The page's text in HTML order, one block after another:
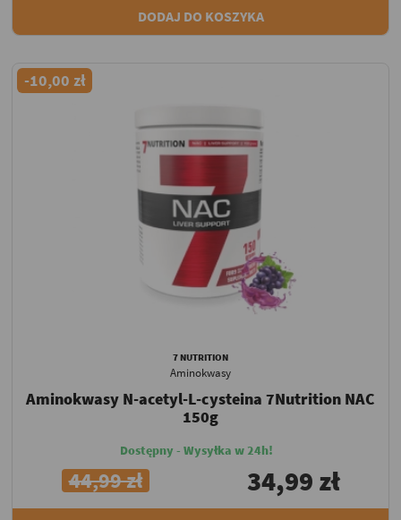
DODAJ DO KOSZYKA
-10,00 zł
7 NUTRITION
Aminokwasy
Aminokwasy N-acetyl-L-cysteina 7Nutrition NAC
150g
Dostępny - Wysyłka w 24h!
44,99 zł 34,99 zł